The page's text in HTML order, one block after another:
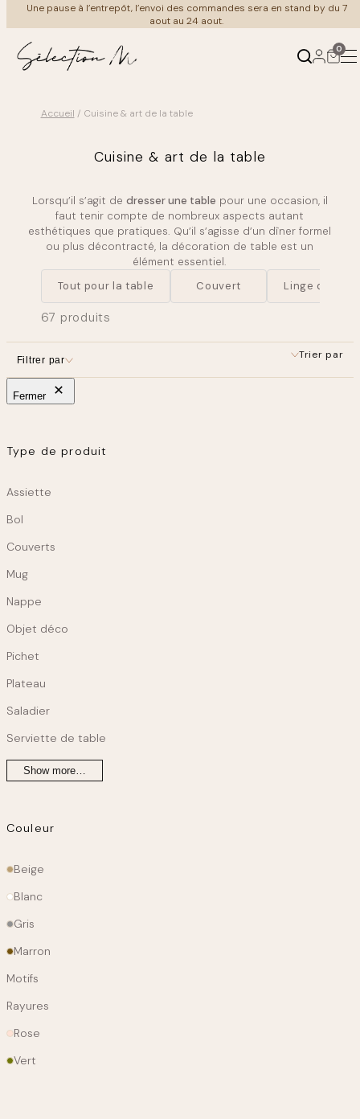
Aller
au
contenu
merci de votre compréhension et bel été à tous
0
Produits
←Retour
Mobilier
Luminaire
Meuble Vintage
Cuisine & art de la table
Ambiances
←Retour
Au salon
À table
Coin nuit
Au bain
Accueil / Cuisine & art de la table
Cuisine & art de la table
Lorsqu’il s’agit de dresser une table pour une occasion, il
faut tenir compte de nombreux aspects autant
esthétiques que pratiques. Qu’il s’agisse d’un dîner formel
ou plus décontracté, la décoration de table est un
élément essentiel.
Tout pour la table
Couvert Linge de
67 produits
Filtrer par Trier par
Fermer
Type de produit
Produit
Assiette
Bol
Couverts
Mug
Nappe
Objet déco
Pichet
Plateau
Saladier
Serviette de table
Show more…
Couleur
Couleur
principale
Beige
Blanc
Gris
Marron
Motifs
Rayures
Rose
Vert